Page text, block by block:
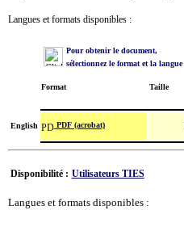
Langues et formats disponibles :
Pour obtenir le document,
sélectionnez le format et la langue
Format Taille
English PDF (acrobat)
Disponibilité : Utilisateurs TIES
Langues et formats disponibles :